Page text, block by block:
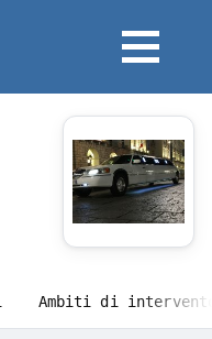
Ambiti di